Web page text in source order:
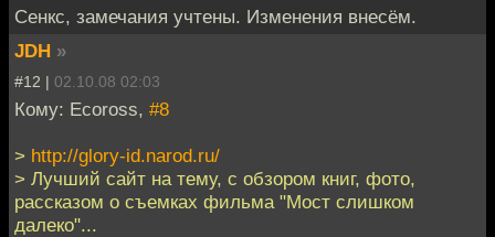
Сенкс, замечания учтены. Изменения внесём.
JDH »
#12 | 02.10.08 02:03
Кому: Ecoross, #8
> http://glory-id.narod.ru/
> Лучший сайт на тему, с обзором книг, фото,
рассказом о съемках фильма "Мост слишком
далеко"...